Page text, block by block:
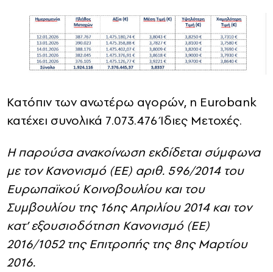
Κατόπιν των ανωτέρω αγορών, η Eurobank
κατέχει συνολικά 7.073.476 Ίδιες Μετοχές.
Η παρούσα ανακοίνωση εκδίδεται σύμφωνα
με τον Κανονισμό (ΕΕ) αριθ. 596/2014 του
Ευρωπαϊκού Κοινοβουλίου και του
Συμβουλίου της 16ης Απριλίου 2014 και τον
κατ’ εξουσιοδότηση Κανονισμό (ΕΕ)
2016/1052 της Επιτροπής της 8ης Μαρτίου
2016.